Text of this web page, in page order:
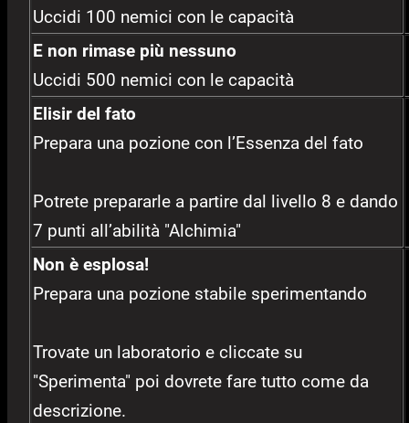
Uccidi 100 nemici con le capacità
E non rimase più nessuno
Uccidi 500 nemici con le capacità
Elisir del fato
Prepara una pozione con l’Essenza del fato
Potrete prepararle a partire dal livello 8 e dando
7 punti all’abilità "Alchimia"
Non è esplosa!
Prepara una pozione stabile sperimentando
Trovate un laboratorio e cliccate su
"Sperimenta" poi dovrete fare tutto come da
descrizione.